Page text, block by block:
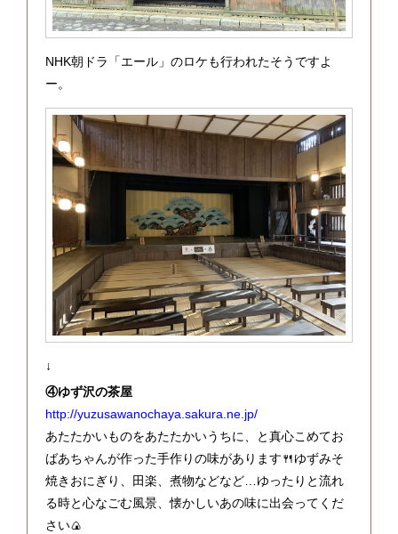
NHK朝ドラ「エール」のロケも行われたそうですよ
ー。
↓
④ゆず沢の茶屋
http://yuzusawanochaya.sakura.ne.jp/
あたたかいものをあたたかいうちに、と真心こめてお
ばあちゃんが作った手作りの味があります🍴ゆずみそ
焼きおにぎり、田楽、煮物などなど…ゆったりと流れ
る時と心なごむ風景、懐かしいあの味に出会ってくだ
さい🍙